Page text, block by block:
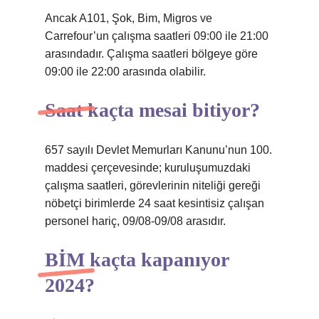
Ancak A101, Şok, Bim, Migros ve
Carrefour’un çalışma saatleri 09:00 ile 21:00
arasındadır. Çalışma saatleri bölgeye göre
09:00 ile 22:00 arasında olabilir.
Saat kaçta mesai bitiyor?
657 sayılı Devlet Memurları Kanunu’nun 100.
maddesi çerçevesinde; kuruluşumuzdaki
çalışma saatleri, görevlerinin niteliği gereği
nöbetçi birimlerde 24 saat kesintisiz çalışan
personel hariç, 09/08-09/08 arasıdır.
BİM kaçta kapanıyor
2024?